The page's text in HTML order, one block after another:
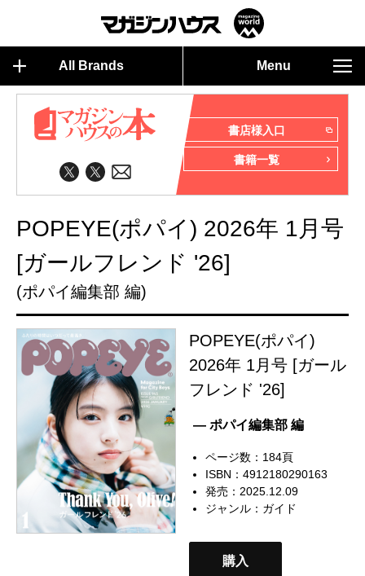
All Brands Menu
書店様入口
書籍一覧
POPEYE(ポパイ) 2026年 1月号
[ガールフレンド '26]
(ポパイ編集部 編)
POPEYE(ポパイ)
2026年 1月号 [ガール
フレンド '26]
— ポパイ編集部 編
ページ数：184頁
ISBN：4912180290163
発売：2025.12.09
ジャンル： ガイド
購入